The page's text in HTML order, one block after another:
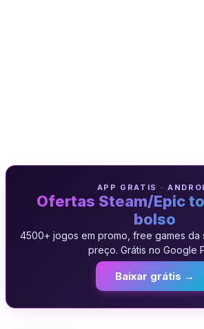
APP GRATIS ·
Ofertas Steam/Epic
bolso
4500+ jogos em promo, free games da
preço. Grátis no Google
Baixar grátis →